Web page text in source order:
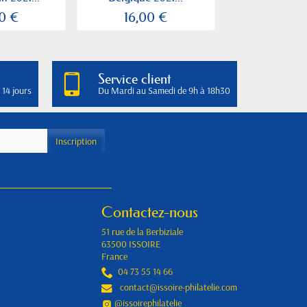
€ 16,00 €
jours
Service client
Du Mardi au Samedi de 9h à 18h30
Contactez-nous
51 rue de la Berbiziale
63500 ISSOIRE
France
04 73 55 14 66
contact@issoire-philatelie.com
@issoirephilatelie